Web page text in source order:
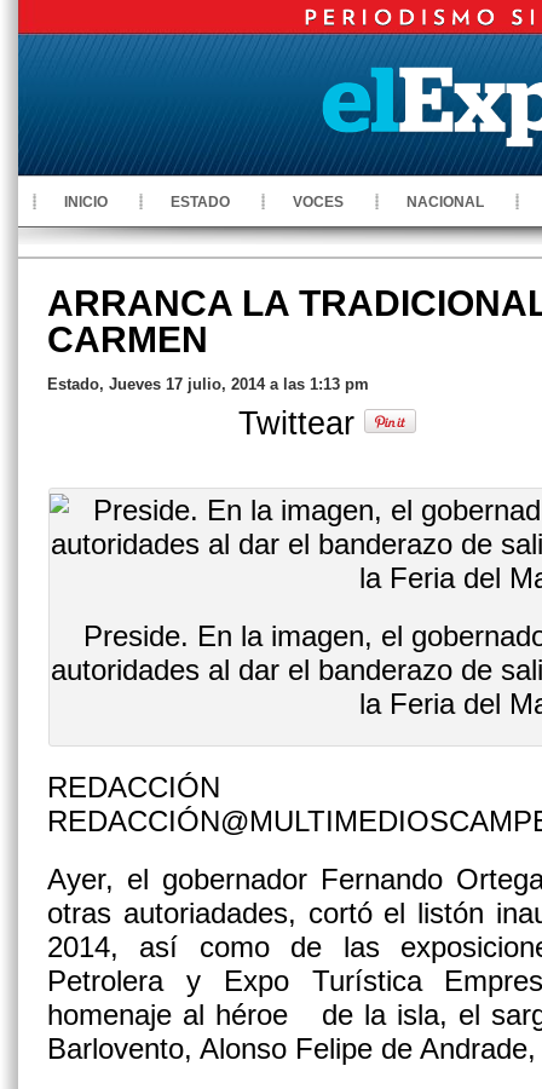
INICIO ESTADO VOCES NACIONAL
ARRANCA LA
CARMEN
Estado, Jueves 17 julio, 2014 a las 1:13 pm
Twittear
Preside. En la imagen, el
autoridades al dar el banderazo de
la Feria del
REDACCIÓN
Ayer, el gobernador Fernando
otras autoriadades, cortó el listón
2014, así como de las
Petrolera y Expo Turística
homenaje al héroe de la isla, el
Barlovento, Alonso Felipe de